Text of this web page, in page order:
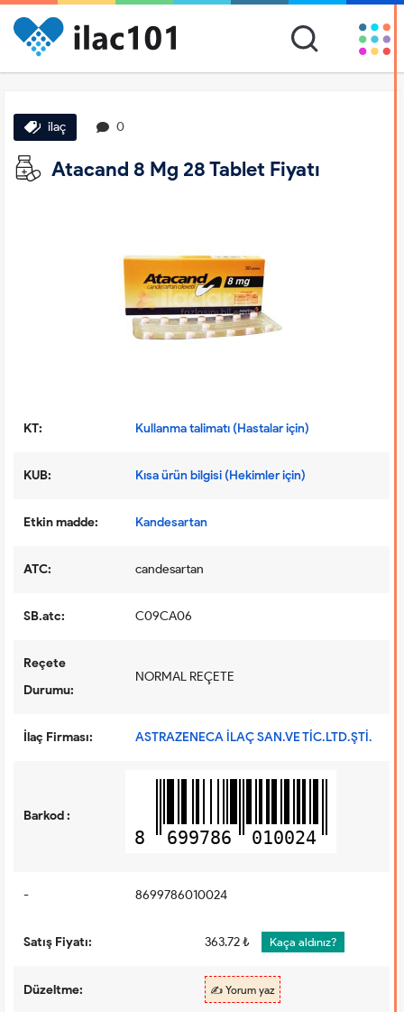
ilaç 0
Atacand 8 Mg 28 Tablet Fiyatı
KT: Kullanma talimatı (Hastalar için)
KUB: Kısa ürün bilgisi (Hekimler için)
Etkin madde: Kandesartan
ATC: candesartan
SB.atc: C09CA06
Reçete
Durumu:
NORMAL REÇETE
İlaç Firması: ASTRAZENECA İLAÇ SAN.VE TİC.LTD.ŞTİ.
Barkod :
8 699786 010024
- 8699786010024
Satış Fiyatı: 363.72 ₺ Kaça aldınız?
Düzeltme: ✍️ Yorum yaz